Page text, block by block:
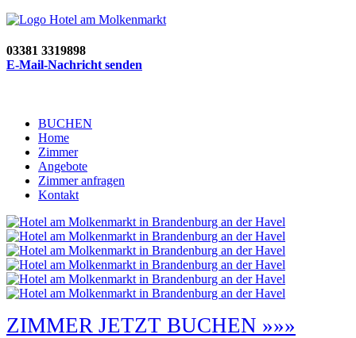
03381 3319898
E-Mail-Nachricht senden
BUCHEN
Home
Zimmer
Angebote
Zimmer anfragen
Kontakt
ZIMMER JETZT BUCHEN »»»